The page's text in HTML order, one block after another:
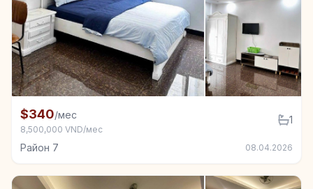
Комната в аренду в Район 7
$340/мес
8,500,000 VND/мес
1
Район 7 08.04.2026